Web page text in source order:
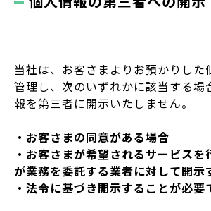
当社は、お客さまよりお預かりした
管理し、次のいずれかに該当する場
報を第三者に開示いたしません。
・お客さまの同意がある場合
・お客さまが希望されるサービス
が業務を委託する業者に対して開示
・法令に基づき開示することが必要